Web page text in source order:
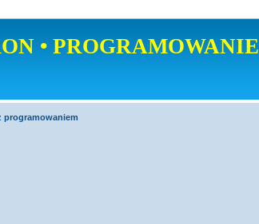
• PROGRAMOWANIE
programowaniem